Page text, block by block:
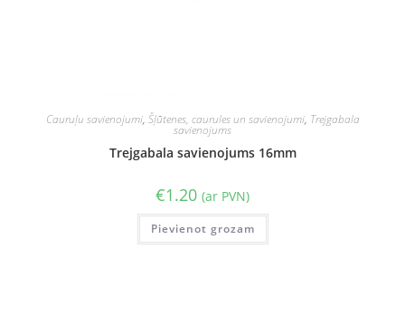
Cauruļu savienojumi, Šļūtenes, caurules un savienojumi, Trejgabala
savienojums
Trejgabala savienojums 16mm
€1.20 (ar PVN)
Pievienot grozam